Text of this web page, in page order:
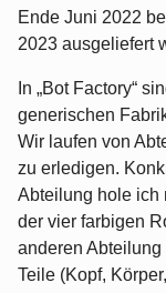
Ende Juni 2022
2023 ausgeliefert
In „Bot Factory“
generischen
Wir laufen von
zu erledigen.
Abteilung hole ich
der vier farbigen
anderen
Teile (Kopf,